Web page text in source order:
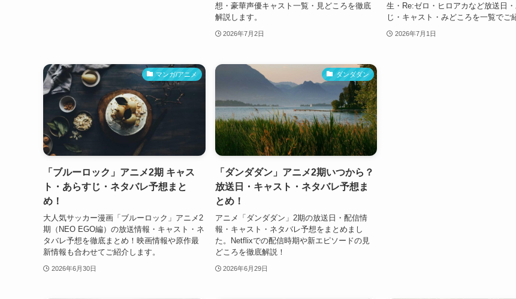
想・豪華声優キャスト一覧・見どころを徹底
解説します。
2026年7月2日
生・Re:ゼロ・ヒロアカなど放送日
じ・キャスト・みどころを一覧でご
2026年7月1日
マンガ/アニメ
「ブルーロック」アニメ2期 キャス
ト・あらすじ・ネタバレ予想まと
め！
大人気サッカー漫画「ブルーロック」アニメ2
期（NEO EGO編）の放送情報・キャスト・ネ
タバレ予想を徹底まとめ！映画情報や原作最
新情報も合わせてご紹介します。
2026年6月30日
ダンダダン
「ダンダダン」アニメ2期いつから？
放送日・キャスト・ネタバレ予想ま
とめ！
アニメ「ダンダダン」2期の放送日・配信情
報・キャスト・ネタバレ予想をまとめまし
た。Netflixでの配信時期や新エピソードの見
どころを徹底解説！
2026年6月29日